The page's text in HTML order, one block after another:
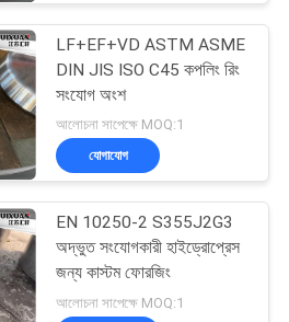
LF+EF+VD ASTM ASME
DIN JIS ISO C45 কপলিং রিং
সংযোগ অংশ
আলোচনা সাপেক্ষে MOQ:1
যোগাযোগ
EN 10250-2 S355J2G3
অদ্ভুত সংযোগকারী হাইড্রোপ্রেস
জন্য কাস্টম ফোরজিং
আলোচনা সাপেক্ষে MOQ:1